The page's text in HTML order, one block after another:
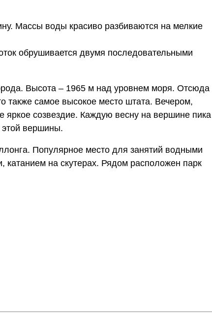
Массы воды красиво разбиваются на мелкие
обрушивается двумя последовательными
Высота – 1965 м над уровнем моря. Отсюда
также самое высокое место штата. Вечером,
яркое созвездие. Каждую весну на вершине пика
этой вершины.
Популярное место для занятий водными
на скутерах. Рядом расположен парк